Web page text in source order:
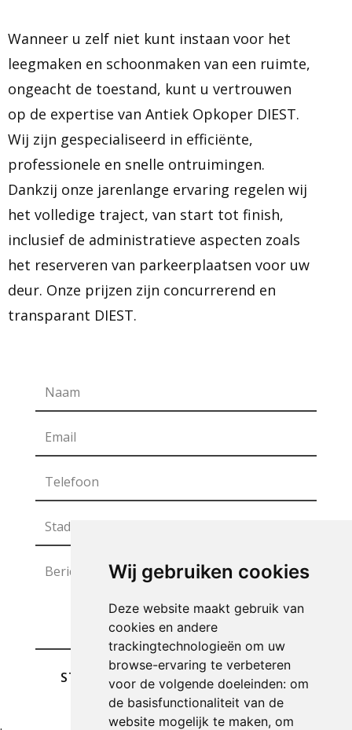
Wij gebruiken cookies
Deze website maakt gebruik van
cookies en andere
trackingtechnologieën om uw
browse-ervaring te verbeteren
voor de volgende doeleinden: om
de basisfunctionaliteit van de
website mogelijk te maken, om
Wanneer u zelf niet kunt instaan voor het
leegmaken en schoonmaken van een ruimte,
ongeacht de toestand, kunt u vertrouwen
op de expertise van Antiek Opkoper DIEST.
Wij zijn gespecialiseerd in efficiënte,
professionele en snelle ontruimingen.
Dankzij onze jarenlange ervaring regelen wij
het volledige traject, van start tot finish,
inclusief de administratieve aspecten zoals
het reserveren van parkeerplaatsen voor uw
deur. Onze prijzen zijn concurrerend en
transparant DIEST.
STUREN